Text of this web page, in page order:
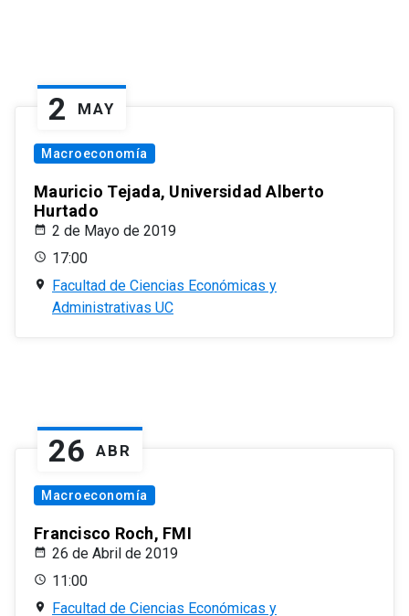
2 MAY
Macroeconomía
Mauricio Tejada, Universidad Alberto
Hurtado
2 de Mayo de 2019
17:00
Facultad de Ciencias Económicas y
Administrativas UC
26 ABR
Macroeconomía
Francisco Roch, FMI
26 de Abril de 2019
11:00
Facultad de Ciencias Económicas y